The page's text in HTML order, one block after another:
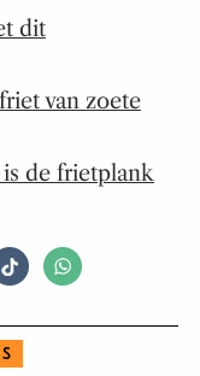
dit
van zoete
de frietplank